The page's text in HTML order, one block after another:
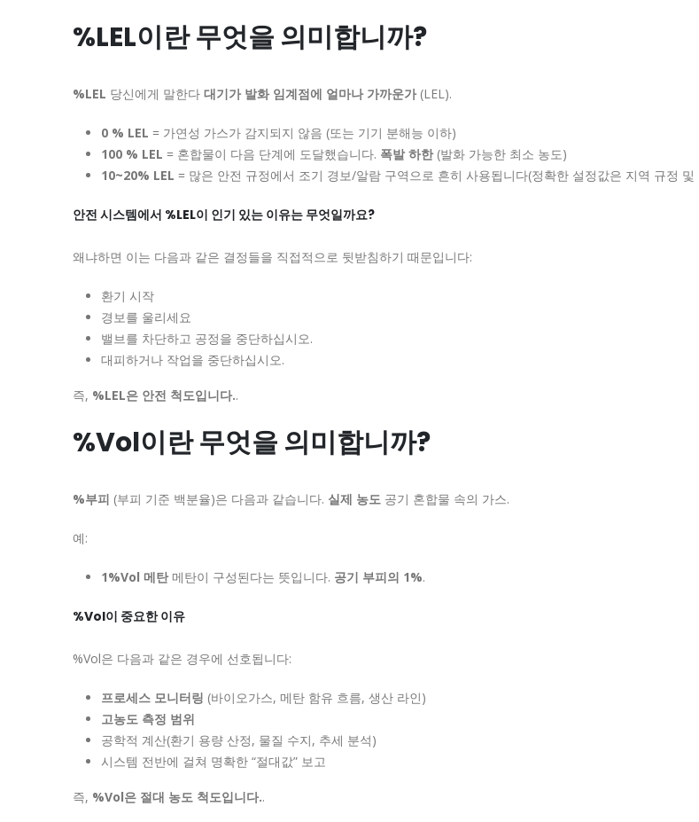
%LEL이란 무엇을 의미합니까?
%LEL 당신에게 말한다 대기가 발화 임계점에 얼마나 가까운가(LEL).
0 % LEL = 가연성 가스가 감지되지 않음 (또는 기기 분해능 이하)
100 % LEL = 혼합물이 다음 단계에 도달했습니다. 폭발 하한(발화 가능한 최소 농도)
10~20% LEL = 많은 안전 규정에서 조기 경보/알람 구역으로 흔히 사용됩니다(정확한 설정값은 지역 규정
안전 시스템에서 %LEL이 인기 있는 이유는 무엇일까요?
왜냐하면 이는 다음과 같은 결정들을 직접적으로 뒷받침하기 때문입니다:
환기 시작
경보를 울리세요
밸브를 차단하고 공정을 중단하십시오.
대피하거나 작업을 중단하십시오.
즉, %LEL은 안전 척도입니다..
%Vol이란 무엇을 의미합니까?
%부피 (부피 기준 백분율)은 다음과 같습니다. 실제 농도 공기 혼합물 속의 가스.
예:
1%Vol 메탄메탄이 구성된다는 뜻입니다. 공기 부피의 1%.
%Vol이 중요한 이유
%Vol은 다음과 같은 경우에 선호됩니다:
프로세스 모니터링 (바이오가스, 메탄 함유 흐름, 생산 라인)
고농도 측정 범위
공학적 계산(환기 용량 산정, 물질 수지, 추세 분석)
시스템 전반에 걸쳐 명확한 “절대값” 보고
즉, %Vol은 절대 농도 척도입니다..